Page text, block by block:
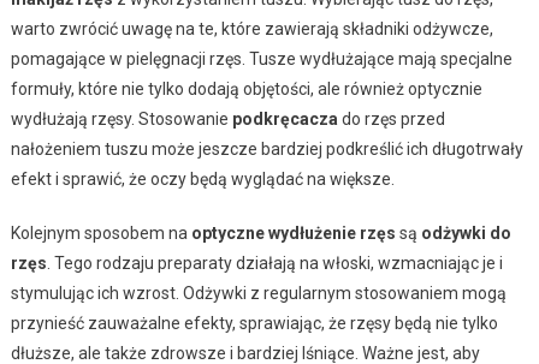
warto zwrócić uwagę na te, które zawierają składniki odżywcze,
pomagające w pielęgnacji rzęs. Tusze wydłużające mają specjalne
formuły, które nie tylko dodają objętości, ale również optycznie
wydłużają rzęsy. Stosowanie podkręcacza do rzęs przed
nałożeniem tuszu może jeszcze bardziej podkreślić ich długotrwały
efekt i sprawić, że oczy będą wyglądać na większe.
Kolejnym sposobem na optyczne wydłużenie rzęs są odżywki do
rzęs . Tego rodzaju preparaty działają na włoski, wzmacniając je i
stymulując ich wzrost. Odżywki z regularnym stosowaniem mogą
przynieść zauważalne efekty, sprawiając, że rzęsy będą nie tylko
dłuższe, ale także zdrowsze i bardziej lśniące. Ważne jest, aby